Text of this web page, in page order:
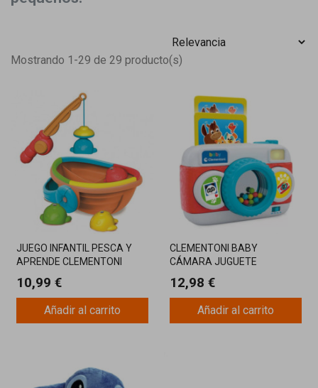
Mostrando 1-29 de 29 producto(s)
JUEGO INFANTIL PESCA Y
APRENDE CLEMENTONI
10,99 €
Añadir al carrito
CLEMENTONI BABY
CÁMARA JUGUETE
MESES
12,98 €
Añadir al carrito